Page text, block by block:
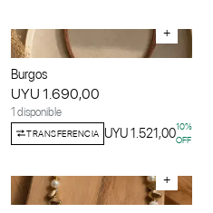
+
Burgos
UYU 1.690,00
1 disponible
TRANSFERENCIA UYU 1.521,0010%
OFF
+